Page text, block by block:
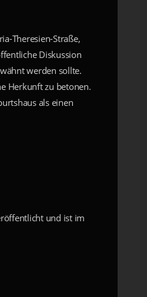
Theresien-Straße,
Diskussion
werden sollte.
Herkunft zu betonen.
als einen
und ist im